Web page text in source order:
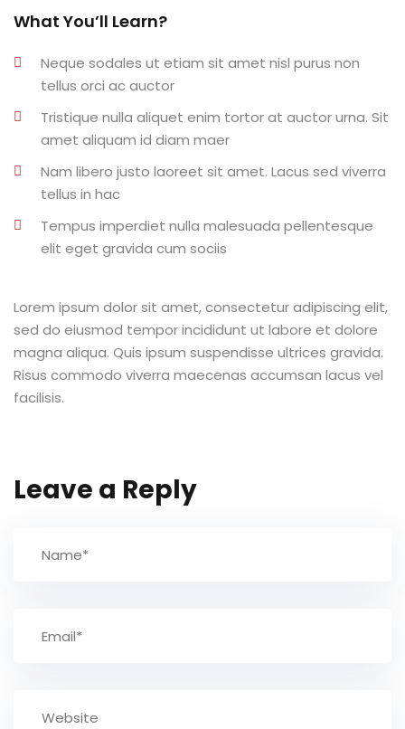
| Sophia
de Curso
TCC
a FATEF
What You’ll Learn?
Neque sodales ut etiam sit amet nisl purus non
tellus orci ac auctor
Tristique nulla aliquet enim tortor at auctor urna. Sit
amet aliquam id diam maer
Nam libero justo laoreet sit amet. Lacus sed viverra
tellus in hac
Tempus imperdiet nulla malesuada pellentesque
elit eget gravida cum sociis
Lorem ipsum dolor sit amet, consectetur adipiscing elit,
sed do eiusmod tempor incididunt ut labore et dolore
magna aliqua. Quis ipsum suspendisse ultrices gravida.
Risus commodo viverra maecenas accumsan lacus vel
facilisis.
Leave a Reply